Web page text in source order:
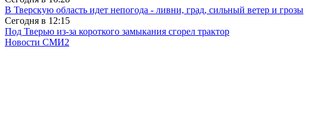
В Тверскую область идет непогода - ливни, град, сильный ветер и грозы
Сегодня в 12:15
Под Тверью из-за короткого замыкания сгорел трактор
Новости СМИ2